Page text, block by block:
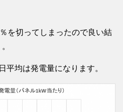
を切ってしまったので良い結
平均は発電量になります。